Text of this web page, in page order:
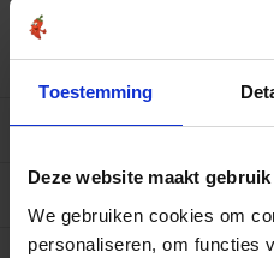
Toestemming
Deze website maakt
We gebruiken cookies om
personaliseren, om functies
Beschrijving
Op werkdagen voor 15.00